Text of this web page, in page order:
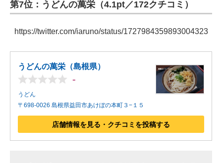
第7位：うどんの萬栄（4.1pt／172クチコミ）
https://twitter.com/iaruno/status/1727984359893004323
うどんの萬栄（島根県）
-
うどん
〒698-0026 島根県益田市あけぼの本町３−１５
店舗情報を見る・クチコミを投稿する